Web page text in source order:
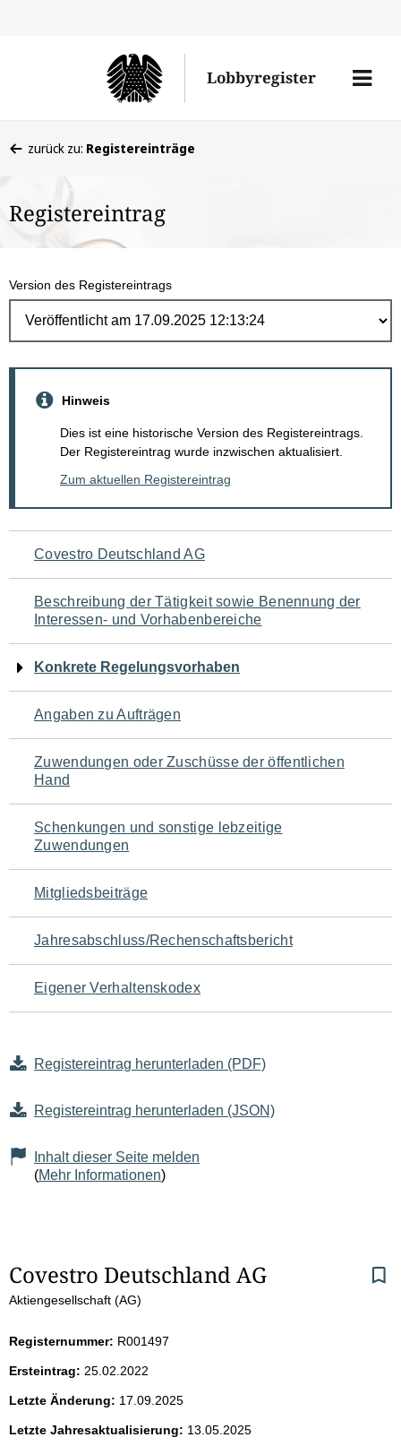
Lobbyregister
Menü
befinden
hier:
zurück zu: Registereinträge
Registereintrag
Version des Registereintrags
Hinweis
Dies ist eine historische Version des Registereintrags.
Der Registereintrag wurde inzwischen aktualisiert.
Zum aktuellen Registereintrag
Navigation
für
den
Seiteninhalt
Covestro Deutschland AG
Beschreibung der Tätigkeit sowie Benennung der
Interessen- und Vorhabenbereiche
Konkrete Regelungsvorhaben
Angaben zu Aufträgen
Zuwendungen oder Zuschüsse der öffentlichen
Hand
Schenkungen und sonstige lebzeitige
Zuwendungen
Mitgliedsbeiträge
Jahresabschluss/Rechenschaftsbericht
Eigener Verhaltenskodex
Registereintrag herunterladen (PDF)
Registereintrag herunterladen (JSON)
Inhalt dieser Seite melden
(Mehr Informationen)
S
e
i
t
e
Covestro Deutschland AG
Aktiengesellschaft (AG)
Registernummer: R001497
Ersteintrag: 25.02.2022
Letzte Änderung: 17.09.2025
Letzte Jahresaktualisierung: 13.05.2025